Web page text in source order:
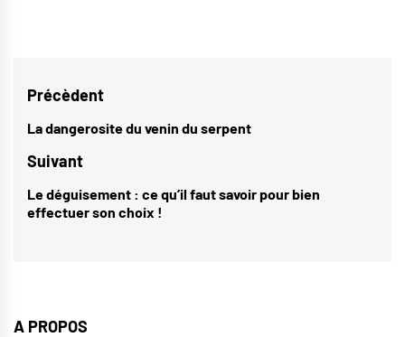
Navigation
de
l’article
Précèdent
Previous
post:
La dangerosite du venin du serpent
Suivant
Next
post:
Le déguisement : ce qu’il faut savoir pour bien
effectuer son choix !
A PROPOS